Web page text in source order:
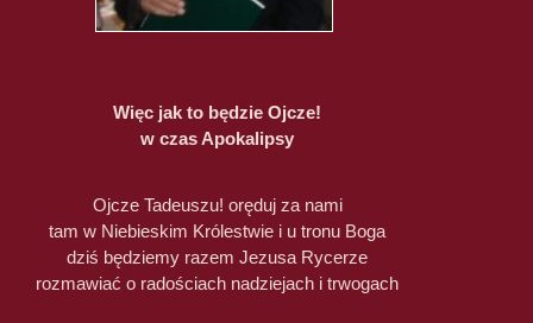
Więc jak to będzie Ojcze!
w czas Apokalipsy
Ojcze Tadeuszu! oręduj za nami
tam w Niebieskim Królestwie i u tronu Boga
dziś będziemy razem Jezusa Rycerze
rozmawiać o radościach nadziejach i trwogach